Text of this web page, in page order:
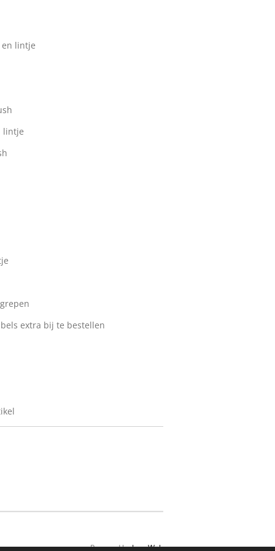
lintje
lintje
extra bij te bestellen
Powered byJouwWeb